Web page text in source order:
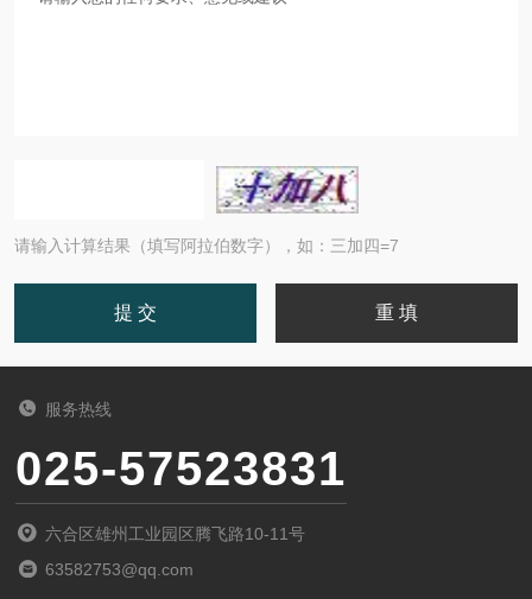
请输入计算结果（填写阿拉伯数字），如：三加四=7
服务热线
025-57523831
六合区雄州工业园区腾飞路10-11号
63582753@qq.com